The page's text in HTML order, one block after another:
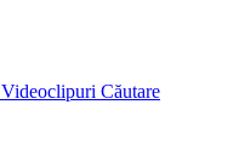
Videoclipuri Căutare